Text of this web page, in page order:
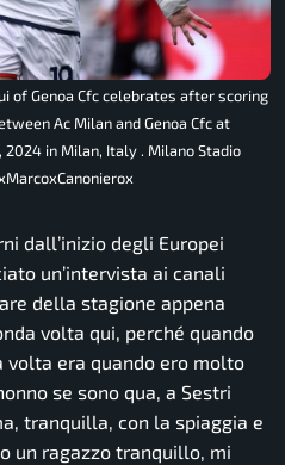
of Genoa Cfc celebrates after scoring
Ac Milan and Genoa Cfc at
2024 in Milan, Italy . Milano Stadio
dall’inizio degli Europei
un’intervista ai canali
della stagione appena
volta qui, perché quando
era quando ero molto
se sono qua, a Sestri
tranquilla, con la spiaggia e
un ragazzo tranquillo, mi